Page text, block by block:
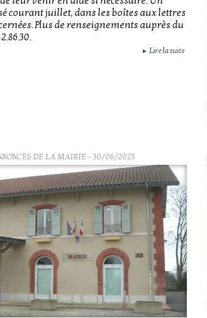
courant juillet, dans les boîtes aux lettres
Plus de renseignements auprès du
► Lire la suite
DE LA MAIRIE- 30/06/2025